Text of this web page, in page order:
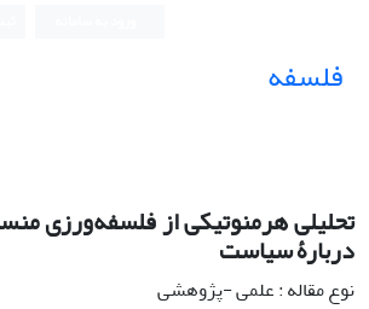
فلسفه
دربارۀ سیاست
نوع مقاله : علمی -پژوهشی